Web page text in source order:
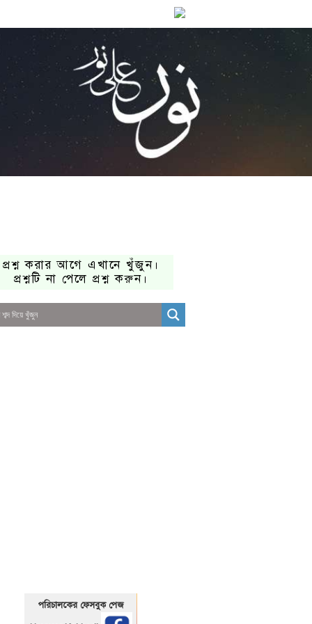
প্রশ্ন করার আগে এখানে খুঁজুন।
প্রশ্নটি না পেলে প্রশ্ন করুন।
পরিচালকের ফেসবুক পেজ